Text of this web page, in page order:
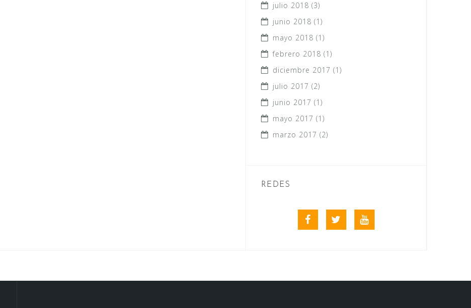
julio 2018 (3)
junio 2018 (1)
mayo 2018 (1)
febrero 2018 (1)
diciembre 2017 (1)
julio 2017 (2)
junio 2017 (1)
mayo 2017 (1)
marzo 2017 (2)
REDES
Facebook Twitter Youtube